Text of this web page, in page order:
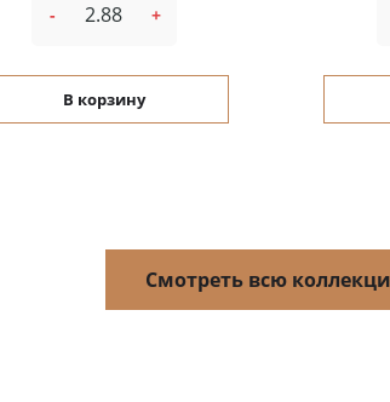
- +
В корзину
Смотреть всю